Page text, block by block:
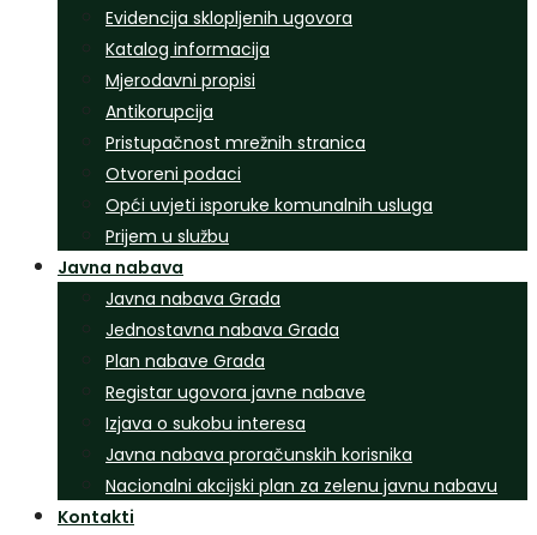
Evidencija sklopljenih ugovora
Katalog informacija
Mjerodavni propisi
Antikorupcija
Pristupačnost mrežnih stranica
Otvoreni podaci
Opći uvjeti isporuke komunalnih usluga
Prijem u službu
Javna nabava
Javna nabava Grada
Jednostavna nabava Grada
Plan nabave Grada
Registar ugovora javne nabave
Izjava o sukobu interesa
Javna nabava proračunskih korisnika
Nacionalni akcijski plan za zelenu javnu nabavu
Kontakti